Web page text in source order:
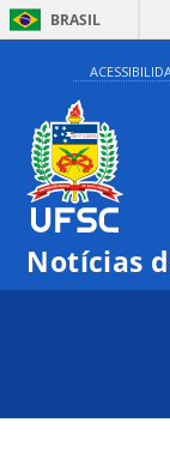
BRASIL
Notícias